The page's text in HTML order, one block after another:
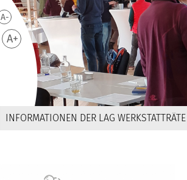
A-
A+
INFORMATIONEN DER LAG